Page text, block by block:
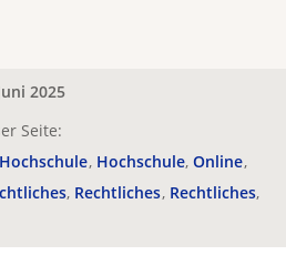
2025
Seite:
Hochschule Hochschule Online
Rechtliches Rechtliches